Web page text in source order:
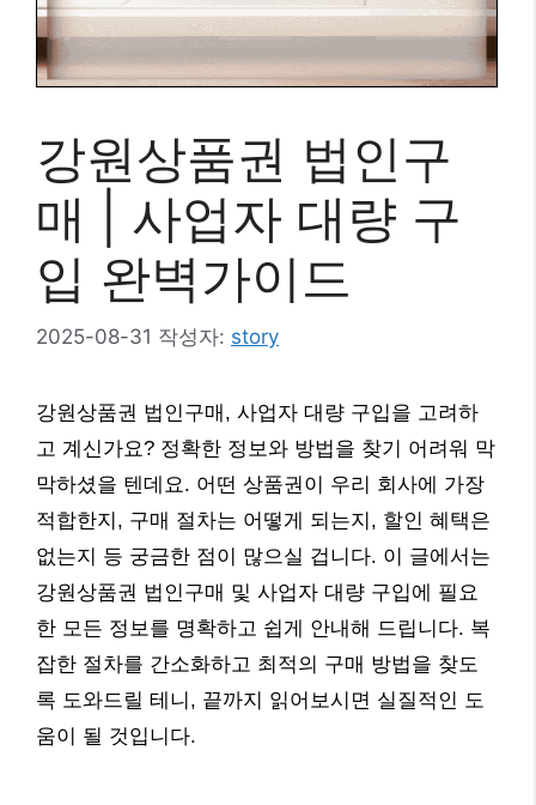
강원상품권 법인구
매 | 사업자 대량 구
입 완벽가이드
2025-08-31 작성자: story
강원상품권 법인구매, 사업자 대량 구입을 고려하
고 계신가요? 정확한 정보와 방법을 찾기 어려워 막
막하셨을 텐데요. 어떤 상품권이 우리 회사에 가장
적합한지, 구매 절차는 어떻게 되는지, 할인 혜택은
없는지 등 궁금한 점이 많으실 겁니다. 이 글에서는
강원상품권 법인구매 및 사업자 대량 구입에 필요
한 모든 정보를 명확하고 쉽게 안내해 드립니다. 복
잡한 절차를 간소화하고 최적의 구매 방법을 찾도
록 도와드릴 테니, 끝까지 읽어보시면 실질적인 도
움이 될 것입니다.